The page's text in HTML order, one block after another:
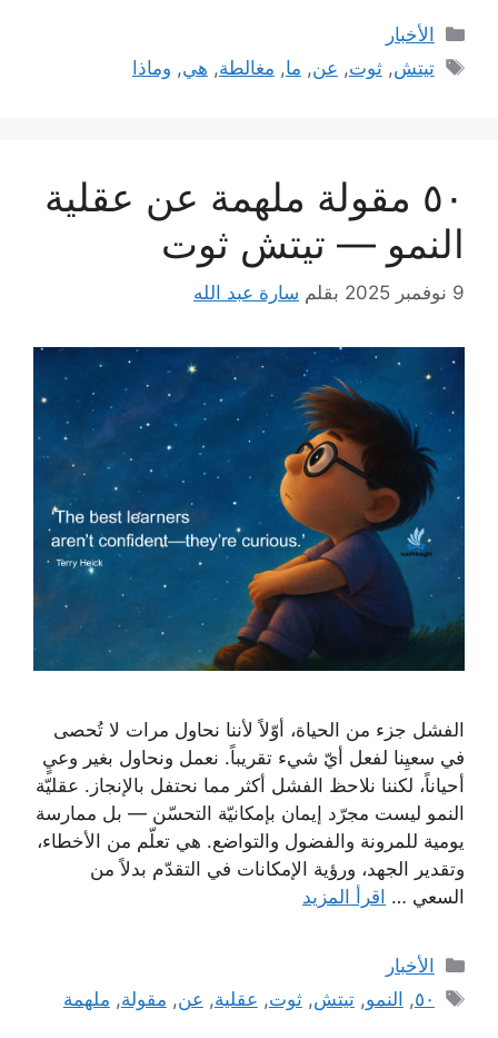
التصنيفات
الأخبار
الوسوم
تيتش,ثوت, عن, ما, مغالطة, هي, وماذا
٥٠ مقولة ملهمة عن عقلية
النمو — تيتش ثوت
9 نوفمبر 2025 بقلم سارة عبد الله
الفشل جزء من الحياة، أوّلاً لأننا نحاول مرات لا تُحصى
في سعيِنا لفعل أيّ شيء تقريباً. نعمل ونحاول بغير وعيٍ
أحياناً، لكننا نلاحظ الفشل أكثر مما نحتفل بالإنجاز. عقليّة
النمو ليست مجرّد إيمان بإمكانيّة التحسّن — بل ممارسة
يومية للمرونة والفضول والتواضع. هي تعلّم من الأخطاء،
وتقدير الجهد، ورؤية الإمكانات في التقدّم بدلاً من
السعي … اقرأ المزيد
التصنيفات
الأخبار
الوسوم
٥٠, النمو,تيتش,ثوت, عقلية, عن, مقولة, ملهمة